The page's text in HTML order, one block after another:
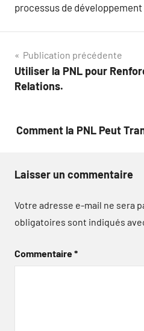
processus de
Navigation
de
Publication précédente
Utiliser la PNL pour
Relations.
Comment la PNL Peut
Laisser un commentaire
Votre adresse e-mail ne sera
obligatoires sont indiqués
Commentaire*